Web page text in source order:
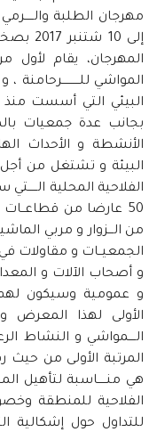
إلى 10
المهرجان، يقام لأول
المواشي
بجانب عدة جمعيات
الأنشطة و الأحداث
البيئة و تشتغل من أجل
من الـــزوار و مربي
الجمعيــات و مقاولات في
و أصحاب الآلات و
و عمومية وسيكون
الأولى لهذا المعرض
الــــمواشي و النشاط
المرتبة الأولى من حيث
هي منـــــاسبة لتأهيل
الفلاحية للمنطقة
للتداول حول إشكالية